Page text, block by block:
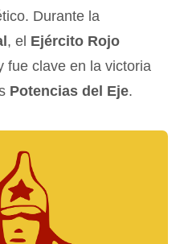
Durante la
, el Ejército Rojo
fue clave en la victoria
Potencias del Eje.